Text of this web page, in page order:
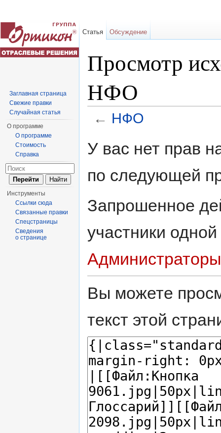
Просмотр
НФО
← НФО
У вас нет прав
по следующей
Запрошенное
участники
Администраторы
Вы можете
текст этой
Статья Обсуждение
Заглавная страница
Свежие правки
Случайная статья
О программе
О программе
Стоимость
Справка
Инструменты
Ссылки сюда
Связанные правки
Спецстраницы
Сведения
о странице